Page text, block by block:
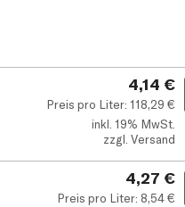
4,14 €
Preis pro Liter: 118,29 €
inkl. 19% MwSt.
zzgl. Versand
4,27 €
Preis pro Liter: 8,54€